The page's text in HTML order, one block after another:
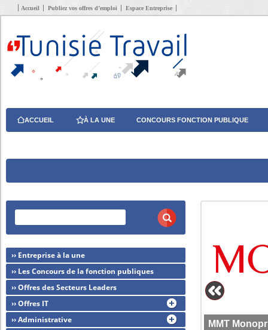
Accueil Publiez vos offres d’emploi Espace Entreprise
ACCUEIL À LA UNE CONCOURS FONCTION PUBLIQUE
MMT
›› Entreprise à la une
›› Les Concours de la fonction publiques
›› Offres des Secteurs Leaders
›› Offres IT
›› Administrative